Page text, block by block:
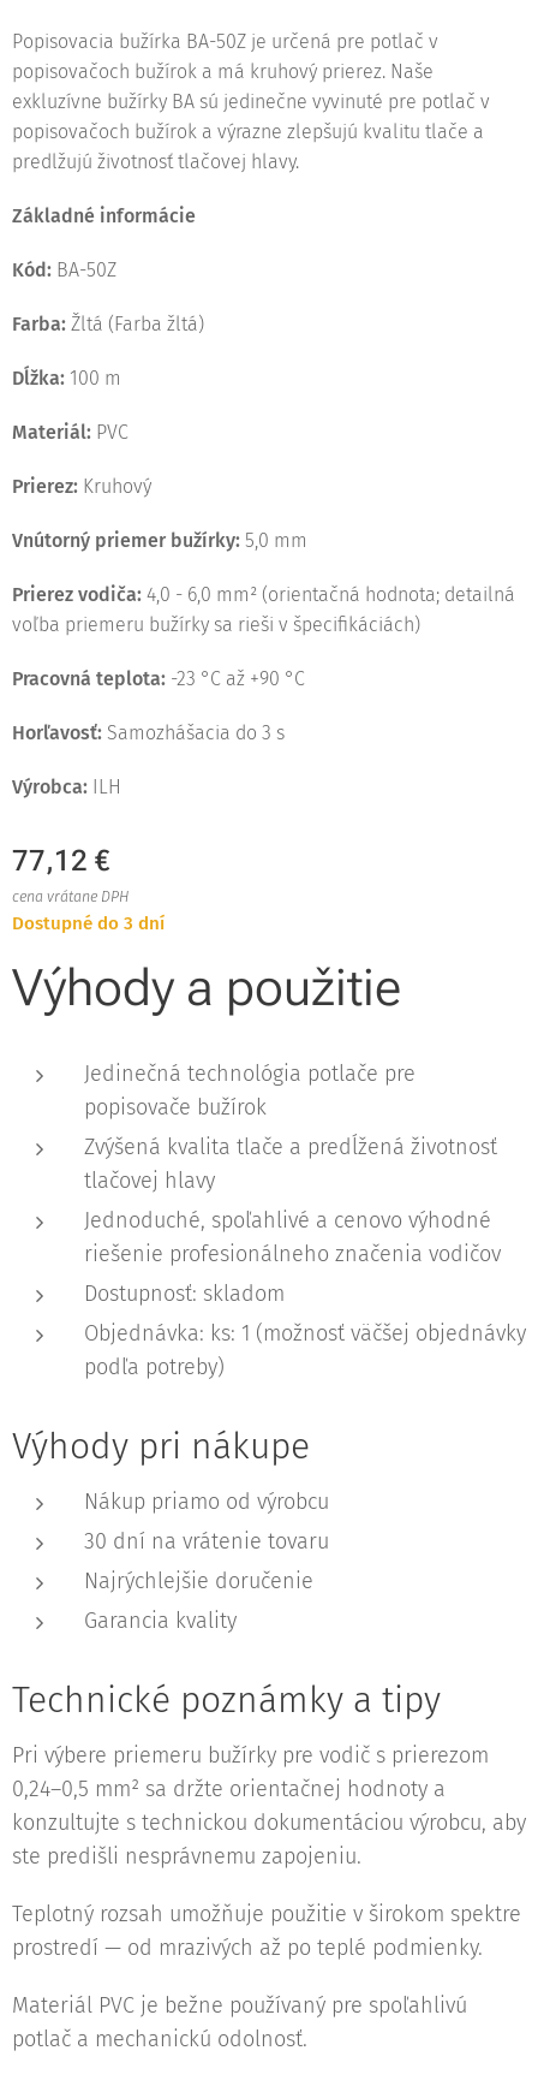
Popisovacia bužírka BA-50Z je určená pre potlač v
popisovačoch bužírok a má kruhový prierez. Naše
exkluzívne bužírky BA sú jedinečne vyvinuté pre potlač v
popisovačoch bužírok a výrazne zlepšujú kvalitu tlače a
predlžujú životnosť tlačovej hlavy.
Základné informácie
Kód: BA-50Z
Farba: Žltá (Farba žltá)
Dĺžka: 100 m
Materiál: PVC
Prierez: Kruhový
Vnútorný priemer bužírky: 5,0 mm
Prierez vodiča: 4,0 - 6,0 mm² (orientačná hodnota; detailná
voľba priemeru bužírky sa rieši v špecifikáciách)
Pracovná teplota: -23 °C až +90 °C
Horľavosť: Samozhášacia do 3 s
Výrobca: ILH
77,12 €
cena vrátane DPH
Dostupné do 3 dní
Výhody a použitie
Jedinečná technológia potlače pre
popisovače bužírok
Zvýšená kvalita tlače a predĺžená životnosť
tlačovej hlavy
Jednoduché, spoľahlivé a cenovo výhodné
riešenie profesionálneho značenia vodičov
Dostupnosť: skladom
Objednávka: ks: 1 (možnosť väčšej objednávky
podľa potreby)
Výhody pri nákupe
Nákup priamo od výrobcu
30 dní na vrátenie tovaru
Najrýchlejšie doručenie
Garancia kvality
Technické poznámky a tipy
Pri výbere priemeru bužírky pre vodič s prierezom
0,24–0,5 mm² sa držte orientačnej hodnoty a
konzultujte s technickou dokumentáciou výrobcu, aby
ste predišli nesprávnemu zapojeniu.
Teplotný rozsah umožňuje použitie v širokom spektre
prostredí — od mrazivých až po teplé podmienky.
Materiál PVC je bežne používaný pre spoľahlivú
potlač a mechanickú odolnosť.